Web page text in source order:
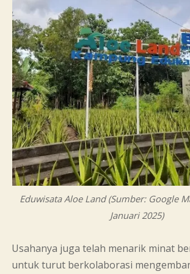
Eduwisata Aloe Land (Sumber: Google
Januari 2025)
Usahanya juga telah menarik minat
untuk turut berkolaborasi